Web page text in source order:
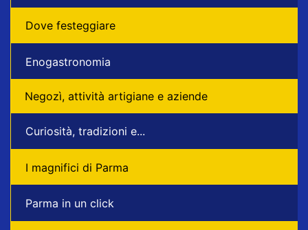
Dove festeggiare
Enogastronomia
Negozì, attività artigiane e aziende
Curiosità, tradizioni e...
I magnifici di Parma
Parma in un click